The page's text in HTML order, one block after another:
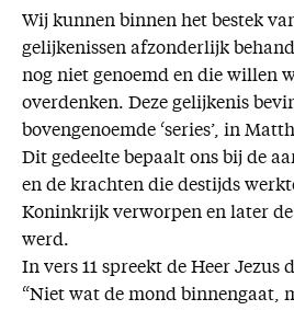
Wij kunnen binnen het bestek
gelijkenissen afzonderlijk
nog niet genoemd en die willen
overdenken. Deze gelijkenis
bovengenoemde ‘series’, in
Dit gedeelte bepaalt ons bij de
en de krachten die destijds
Koninkrijk verworpen en later
werd.
In vers 11 spreekt de Heer Jezus
“Niet wat de mond binnengaat,